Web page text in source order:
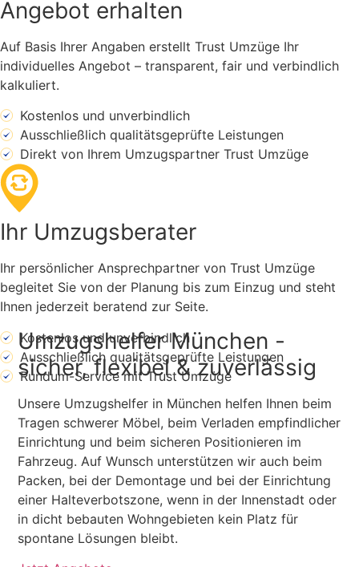
Angebot erhalten
Auf Basis Ihrer Angaben erstellt Trust Umzüge Ihr
individuelles Angebot – transparent, fair und verbindlich
kalkuliert.
Kostenlos und unverbindlich
Ausschließlich qualitätsgeprüfte Leistungen
Direkt von Ihrem Umzugspartner Trust Umzüge
Ihr Umzugsberater
Ihr persönlicher Ansprechpartner von Trust Umzüge
begleitet Sie von der Planung bis zum Einzug und steht
Ihnen jederzeit beratend zur Seite.
Kostenlos und unverbindlich
Ausschließlich qualitätsgeprüfte Leistungen
Rundum-Service mit Trust Umzüge
Umzugshelfer München -
sicher, flexibel & zuverlässig
Unsere Umzugshelfer in München helfen Ihnen beim
Tragen schwerer Möbel, beim Verladen empfindlicher
Einrichtung und beim sicheren Positionieren im
Fahrzeug. Auf Wunsch unterstützen wir auch beim
Packen, bei der Demontage und bei der Einrichtung
einer Halteverbotszone, wenn in der Innenstadt oder
in dicht bebauten Wohngebieten kein Platz für
spontane Lösungen bleibt.